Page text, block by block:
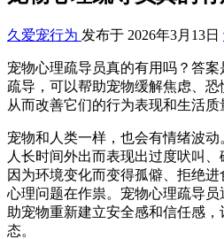
久爱宠行为 发布于 2026年3月13日
宠物心理疏导员真的有用吗？答
疏导，可以帮助宠物缓解焦虑、恐
从而改善它们的行为表现和生活质
宠物和人类一样，也会有情绪波
人长时间外出而表现出过度吠叫
因为环境变化而变得孤僻、拒绝
心理问题在作祟。宠物心理疏导
助宠物重新建立安全感和信任感
态。